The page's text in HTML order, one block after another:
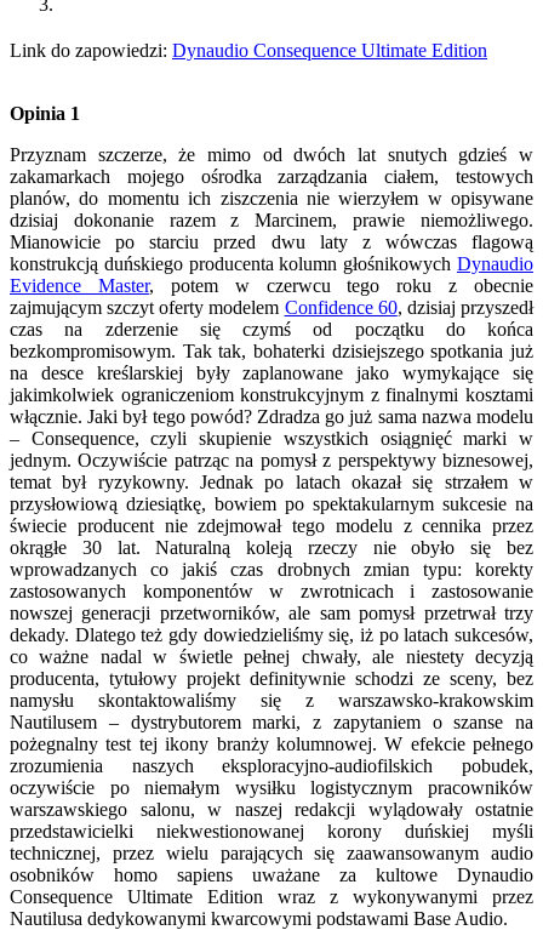
Link do zapowiedzi: Dynaudio Consequence Ultimate Edition
Opinia 1
Przyznam szczerze, że mimo od dwóch lat snutych gdzieś w
zakamarkach mojego ośrodka zarządzania ciałem, testowych
planów, do momentu ich ziszczenia nie wierzyłem w opisywane
dzisiaj dokonanie razem z Marcinem, prawie niemożliwego.
Mianowicie po starciu przed dwu laty z wówczas flagową
konstrukcją duńskiego producenta kolumn głośnikowych Dynaudio
Evidence Master, potem w czerwcu tego roku z obecnie
zajmującym szczyt oferty modelem Confidence 60, dzisiaj przyszedł
czas na zderzenie się czymś od początku do końca
bezkompromisowym. Tak tak, bohaterki dzisiejszego spotkania już
na desce kreślarskiej były zaplanowane jako wymykające się
jakimkolwiek ograniczeniom konstrukcyjnym z finalnymi kosztami
włącznie. Jaki był tego powód? Zdradza go już sama nazwa modelu
– Consequence, czyli skupienie wszystkich osiągnięć marki w
jednym. Oczywiście patrząc na pomysł z perspektywy biznesowej,
temat był ryzykowny. Jednak po latach okazał się strzałem w
przysłowiową dziesiątkę, bowiem po spektakularnym sukcesie na
świecie producent nie zdejmował tego modelu z cennika przez
okrągłe 30 lat. Naturalną koleją rzeczy nie obyło się bez
wprowadzanych co jakiś czas drobnych zmian typu: korekty
zastosowanych komponentów w zwrotnicach i zastosowanie
nowszej generacji przetworników, ale sam pomysł przetrwał trzy
dekady. Dlatego też gdy dowiedzieliśmy się, iż po latach sukcesów,
co ważne nadal w świetle pełnej chwały, ale niestety decyzją
producenta, tytułowy projekt definitywnie schodzi ze sceny, bez
namysłu skontaktowaliśmy się z warszawsko-krakowskim
Nautilusem – dystrybutorem marki, z zapytaniem o szanse na
pożegnalny test tej ikony branży kolumnowej. W efekcie pełnego
zrozumienia naszych eksploracyjno-audiofilskich pobudek,
oczywiście po niemałym wysiłku logistycznym pracowników
warszawskiego salonu, w naszej redakcji wylądowały ostatnie
przedstawicielki niekwestionowanej korony duńskiej myśli
technicznej, przez wielu parających się zaawansowanym audio
osobników homo sapiens uważane za kultowe Dynaudio
Consequence Ultimate Edition wraz z wykonywanymi przez
Nautilusa dedykowanymi kwarcowymi podstawami Base Audio.